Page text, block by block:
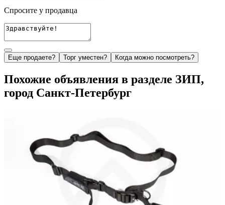
Спросите у продавца
Еще продаете? Торг уместен? Когда можно посмотреть?
Похожие объявления в разделе ЗИП,
город Санкт-Петербург